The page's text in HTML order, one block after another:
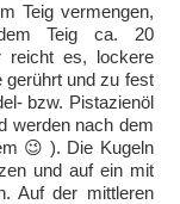
Teig vermengen,
Teig ca. 20
reicht es, lockere
gerührt und zu fest
bzw. Pistazienöl
werden nach dem
😉 ). Die Kugeln
und auf ein mit
Auf der mittleren